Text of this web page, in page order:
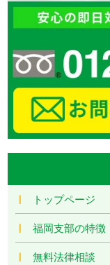
トップページ
福岡支部の特徴
無料法律相談